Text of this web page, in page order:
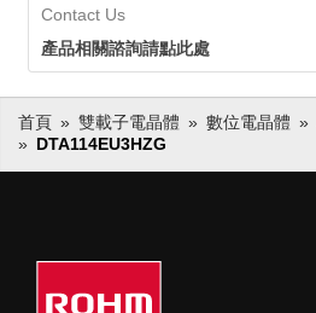
Contact Us
產品相關諮詢請點此處
首頁 雙載子電晶體 數位電晶體
DTA114EU3HZG